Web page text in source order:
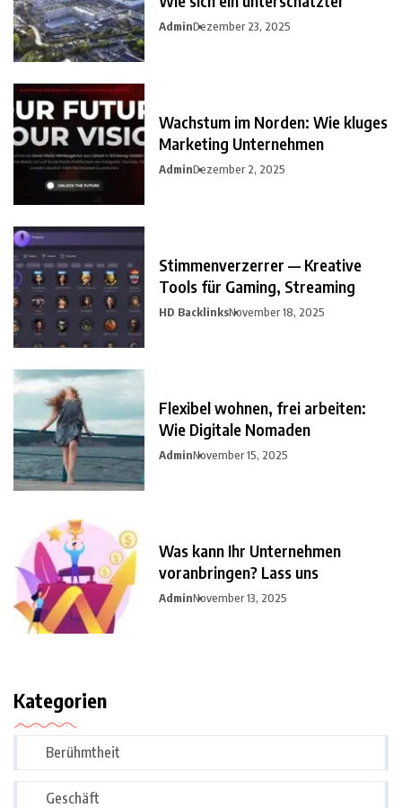
AdminDezember 23, 2025
Wachstum im Norden: Wie kluges
Marketing Unternehmen
AdminDezember 2, 2025
Stimmenverzerrer — Kreative
Tools für Gaming, Streaming
HD BacklinksNovember 18, 2025
Flexibel wohnen, frei arbeiten:
Wie Digitale Nomaden
AdminNovember 15, 2025
Was kann Ihr Unternehmen
voranbringen? Lass uns
AdminNovember 13, 2025
Kategorien
Berühmtheit
Geschäft